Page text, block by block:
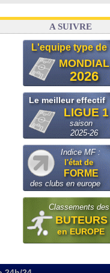
A SUIVRE
L'equipe type de
MONDIAL
2026
Le meilleur effectif
LIGUE 1
saison
2025-26
Indice MF :
l'état de
FORME
des clubs en europe
Classements des
BUTEURS
en EUROPE